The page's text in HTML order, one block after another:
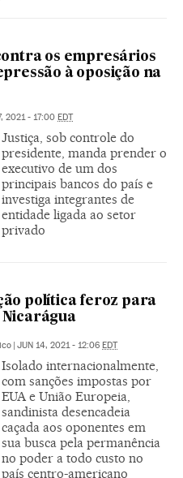
os empresários
à oposição na
2021 - 17:00 EDT
Justiça, sob controle do
presidente, manda prender o
executivo de um dos
principais bancos do país e
investiga integrantes de
entidade ligada ao setor
privado
política feroz para
| JUN 14, 2021 - 12:06 EDT
Isolado internacionalmente,
com sanções impostas por
EUA e União Europeia,
sandinista desencadeia
caçada aos oponentes em
sua busca pela permanência
no poder a todo custo no
país centro-americano